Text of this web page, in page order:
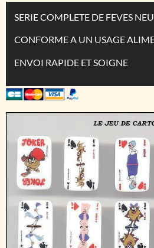
SERIE COMPLETE DE FEVES
CONFORME A UN USAGE
ENVOI RAPIDE ET SOIGNE